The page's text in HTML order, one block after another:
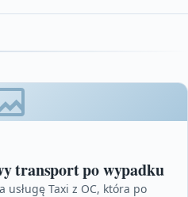
transport po wypadku
usługę Taxi z OC, która po